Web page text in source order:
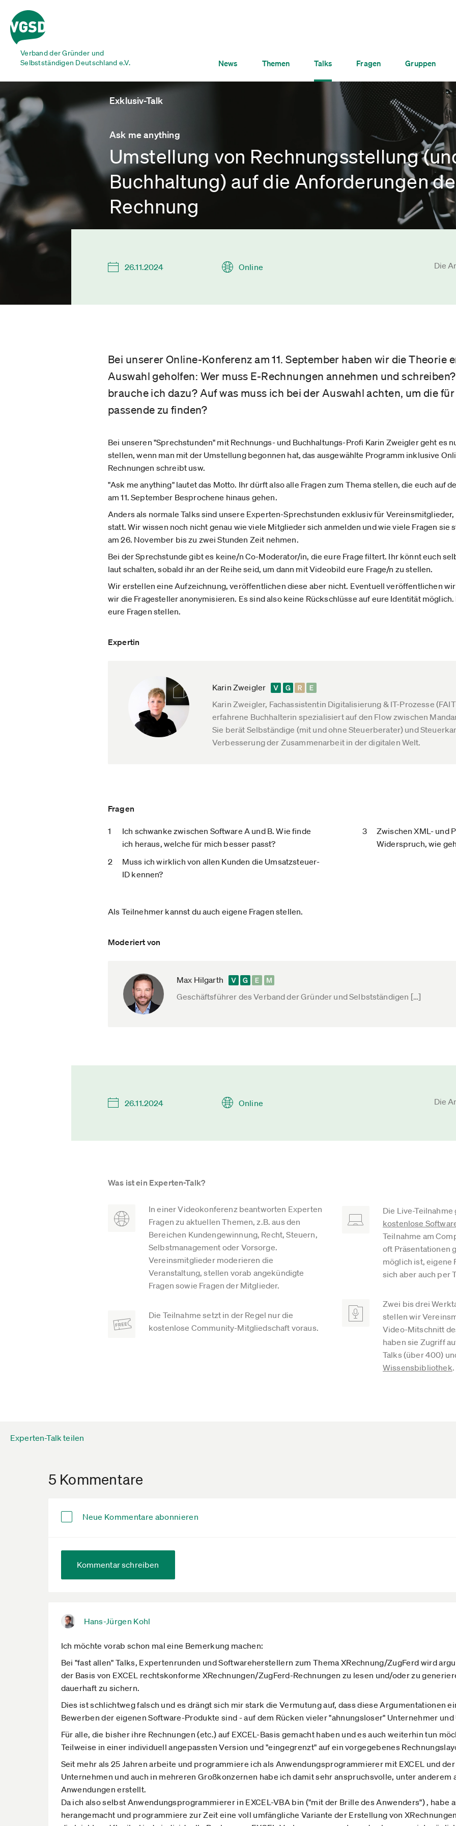
Verband der Gründer und
Selbstständigen Deutschland e.V.
News Themen Talks Fragen Gruppen
Exklusiv-Talk
Ask me anything
Umstellung von Rechnungsstellung
Buchhaltung) auf die Anforderungen
Rechnung
26.11.2024 Online
Die
Bei unserer Online-Konferenz am 11. September haben wir die Theorie
Auswahl geholfen: Wer muss E-Rechnungen annehmen und
brauche ich dazu? Auf was muss ich bei der Auswahl achten, um die
passende zu finden?
Bei unseren "Sprechstunden" mit Rechnungs- und Buchhaltungs-Profi Karin Zweigler geht es
stellen, wenn man mit der Umstellung begonnen hat, das ausgewählte Programm inklusive
Rechnungen schreibt usw.
"Ask me anything" lautet das Motto. Ihr dürft also alle Fragen zum Thema stellen, die euch auf
am 11. September Besprochene hinaus gehen.
Anders als normale Talks sind unsere Experten-Sprechstunden exklusiv für
statt. Wir wissen noch nicht genau wie viele Mitglieder sich anmelden und wie viele Fragen sie
am 26. November bis zu zwei Stunden Zeit nehmen.
Bei der Sprechstunde gibt es keine/n Co-Moderator/in, die eure Frage filtert. Ihr könnt euch
laut schalten, sobald ihr an der Reihe seid, um dann mit Videobild eure Frage/n zu stellen.
Wir erstellen eine Aufzeichnung, veröffentlichen diese aber nicht. Eventuell veröffentlichen
wir die Fragesteller anonymisieren. Es sind also keine Rückschlüsse auf eure Identität
eure Fragen stellen.
Expertin
Karin Zweigler
Karin Zweigler, Fachassistentin Digitalisierung & IT-Prozesse
erfahrene Buchhalterin spezialisiert auf den Flow zwischen
Sie berät Selbständige (mit und ohne Steuerberater) und
Verbesserung der Zusammenarbeit in der digitalen Welt.
Fragen
Ich schwanke zwischen Software A und B. Wie finde
ich heraus, welche für mich besser passt?
Muss ich wirklich von allen Kunden die Umsatzsteuer-
ID kennen?
Zwischen XML- und
Widerspruch, wie
Als Teilnehmer kannst du auch eigene Fragen stellen.
Moderiert von
Max Hilgarth
Geschäftsführer des Verband der Gründer und Selbstständigen […]
26.11.2024 Online
Die
Was ist ein Experten-Talk?
In einer Videokonferenz beantworten Experten
Fragen zu aktuellen Themen, z.B. aus den
Bereichen Kundengewinnung, Recht, Steuern,
Selbstmanagement oder Vorsorge.
Vereinsmitglieder moderieren die
Veranstaltung, stellen vorab angekündigte
Fragen sowie Fragen der Mitglieder.
Die Teilnahme setzt in der Regel nur die
kostenlose Community-Mitgliedschaft voraus.
Die Live-
kostenlose
Teilnahme am
oft Präsentationen
möglich ist, eigene
sich aber auch per
Zwei bis drei
stellen wir
Video-Mitschnitt
haben sie Zugriff
Talks (über 400)
Wissensbibliothek.
Experten-Talk teilen
5 Kommentare
Neue Kommentare abonnieren
Kommentar schreiben
Hans-Jürgen Kohl
Ich möchte vorab schon mal eine Bemerkung machen:
Bei "fast allen" Talks, Expertenrunden und Softwareherstellern zum Thema XRechnung/ZugFerd wird
der Basis von EXCEL rechtskonforme XRechnungen/ZugFerd-Rechnungen zu lesen und/oder zu
dauerhaft zu sichern.
Dies ist schlichtweg falsch und es drängt sich mir stark die Vermutung auf, dass diese Argumentationen
Bewerben der eigenen Software-Produkte sind - auf dem Rücken vieler "ahnungsloser" Unternehmer
Für alle, die bisher ihre Rechnungen (etc.) auf EXCEL-Basis gemacht haben und es auch weiterhin tun
Teilweise in einer individuell angepassten Version und "eingegrenzt" auf ein vorgegebenes
Seit mehr als 25 Jahren arbeite und programmiere ich als Anwendungsprogrammierer mit EXCEL und
Unternehmen und auch in mehreren Großkonzernen habe ich damit sehr anspruchsvolle, unter
Anwendungen erstellt.
Da ich also selbst Anwendungsprogrammierer in EXCEL-VBA bin ("mit der Brille des Anwenders") , habe
herangemacht und programmiere zur Zeit eine voll umfängliche Variante der Erstellung von